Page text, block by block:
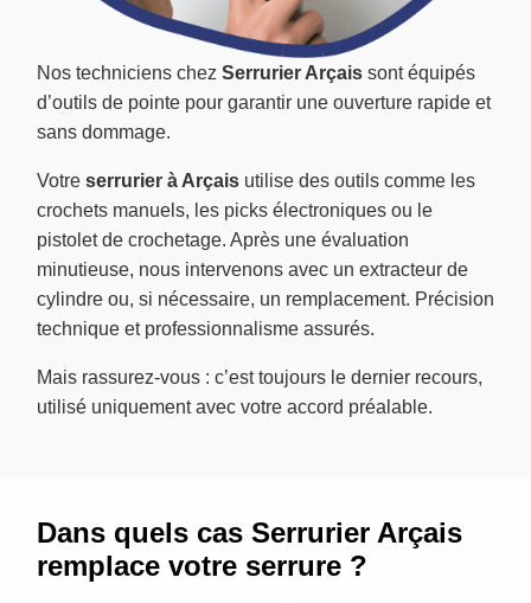
Nos techniciens chez Serrurier Arçais sont équipés
d’outils de pointe pour garantir une ouverture rapide et
sans dommage.
Votre serrurier à Arçais utilise des outils comme les
crochets manuels, les picks électroniques ou le
pistolet de crochetage. Après une évaluation
minutieuse, nous intervenons avec un extracteur de
cylindre ou, si nécessaire, un remplacement. Précision
technique et professionnalisme assurés.
Mais rassurez-vous : c’est toujours le dernier recours,
utilisé uniquement avec votre accord préalable.
Dans quels cas Serrurier Arçais
remplace votre serrure ?